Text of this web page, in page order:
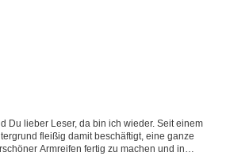
Du lieber Leser, da bin ich wieder. Seit einem
fleißig damit beschäftigt, eine ganze
Armreifen fertig zu machen und in